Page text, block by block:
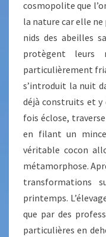
cosmopolite que
la nature car elle
nids des abeilles
protègent leurs
particulièrement
s’introduit la nuit
déjà construits et y
fois éclose,
en filant un
véritable cocon
métamorphose.
transformations
printemps.
que par des
particulières en